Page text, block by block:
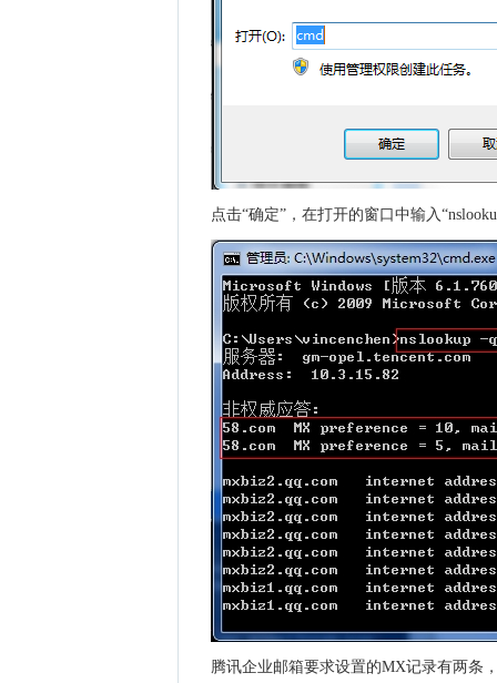
点击“确定”，在打开的窗口中输入
腾讯企业邮箱要求设置的MX记录有两条